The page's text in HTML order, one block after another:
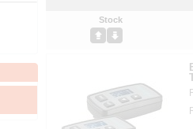
Stock